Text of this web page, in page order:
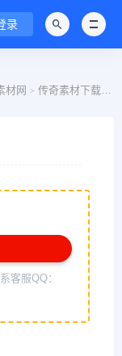
录
材网 > 传奇素材下载
客服QQ：